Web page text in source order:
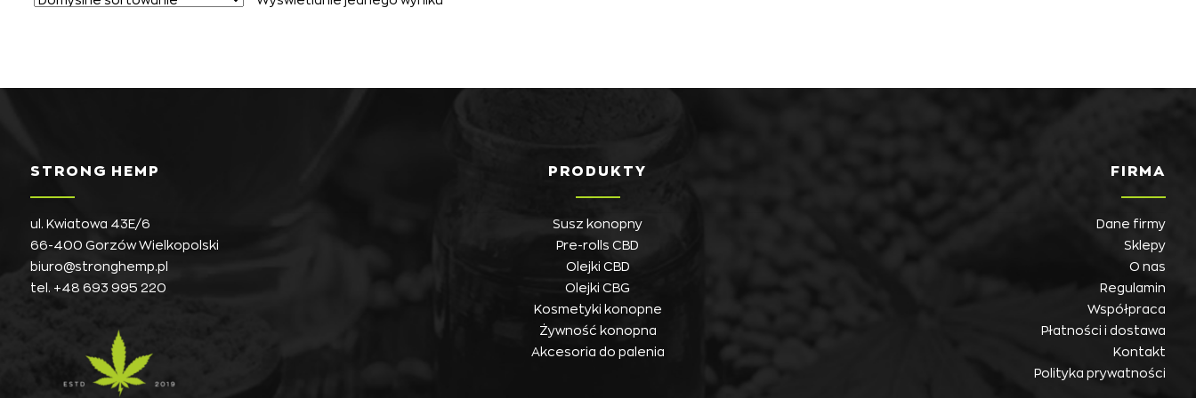
STRONG HEMP
ul. Kwiatowa 43E/6
66-400 Gorzów Wielkopolski
biuro@stronghemp.pl
tel. +48 693 995 220
PRODUKTY
Susz konopny
Pre-rolls CBD
Olejki CBD
Olejki CBG
Kosmetyki konopne
Żywność konopna
Akcesoria do palenia
FIRMA
Dane firmy
Sklepy
O nas
Regulamin
Współpraca
Płatności i dostawa
Kontakt
Polityka prywatności